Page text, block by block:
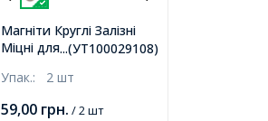
...(УТ100029108)
Магніти Круглі Залізні
Міцні для Офісу,
Рукоділля, 15х1.5мм,
Упак.: 2 шт
59,00 грн. / 2 шт